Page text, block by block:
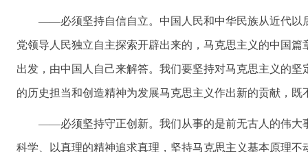
——必须坚持自信自立。中国人民和中华民族从近代以
党领导人民独立自主探索开辟出来的，马克思主义的中国
出发，由中国人自己来解答。我们要坚持对马克思主义的
的历史担当和创造精神为发展马克思主义作出新的贡献，
——必须坚持守正创新。我们从事的是前无古人的伟大
科学、以真理的精神追求真理，坚持马克思主义基本原理